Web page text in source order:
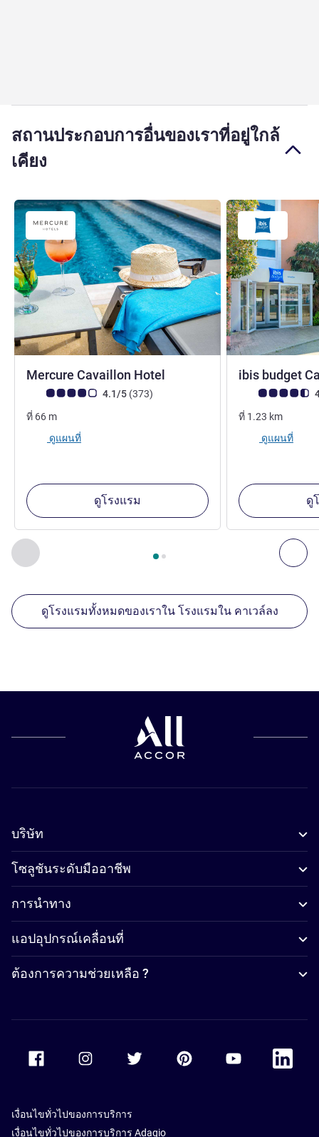
สถานประกอบการอื่นของเราที่อยู่ใกล้
เคียง
ก่อนหน้า - สถานประกอบการอื่นของเราที่อยู่ใกล้เคียง ถั
หน้า1 , สถานประกอบการอื่นของเราที่อยู่ใกล้เคียง 1 :,
Mercure Cavaillon Hotel
คะแนนความคิดเห็นจากแขก (เรทติ้งบน ALL)
4.1/5 (373รีวิว รายการ
)
ที่ 66 m
ดูแผนที่
ดูโรงแรม
ibis budget
คะแนนความคิดเ
ที่ 1.23 km
ดูแผนที่
ดู
ดูโรงแรมทั้งหมดของเราใน โรงแรมใน คาเวล์ลง
บริษัท
โซลูชันระดับมืออาชีพ
การนำทาง
แอปอุปกรณ์เคลื่อนที่
ต้องการความช่วยเหลือ ?
Accor Youtube
Accor
เงื่อนไขทั่วไปของการบริการ
เงื่อนไขทั่วไปของการบริการ Adagio